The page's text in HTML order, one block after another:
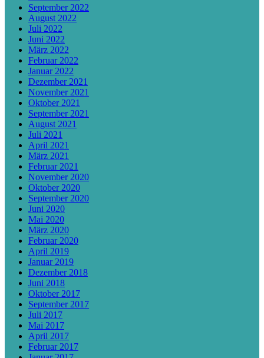
September 2022
August 2022
Juli 2022
Juni 2022
März 2022
Februar 2022
Januar 2022
Dezember 2021
November 2021
Oktober 2021
September 2021
August 2021
Juli 2021
April 2021
März 2021
Februar 2021
November 2020
Oktober 2020
September 2020
Juni 2020
Mai 2020
März 2020
Februar 2020
April 2019
Januar 2019
Dezember 2018
Juni 2018
Oktober 2017
September 2017
Juli 2017
Mai 2017
April 2017
Februar 2017